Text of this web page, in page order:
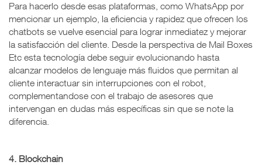
Para hacerlo desde esas plataformas, como WhatsApp por
mencionar un ejemplo, la eficiencia y rapidez que ofrecen los
chatbots se vuelve esencial para lograr inmediatez y mejorar
la satisfacción del cliente. Desde la perspectiva de Mail Boxes
Etc esta tecnología debe seguir evolucionando hasta
alcanzar modelos de lenguaje más fluidos que permitan al
cliente interactuar sin interrupciones con el robot,
complementandose con el trabajo de asesores que
intervengan en dudas más específicas sin que se note la
diferencia.
4. Blockchain